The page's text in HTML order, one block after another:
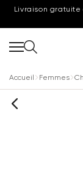
Livraison gratuite
Accueil Femmes